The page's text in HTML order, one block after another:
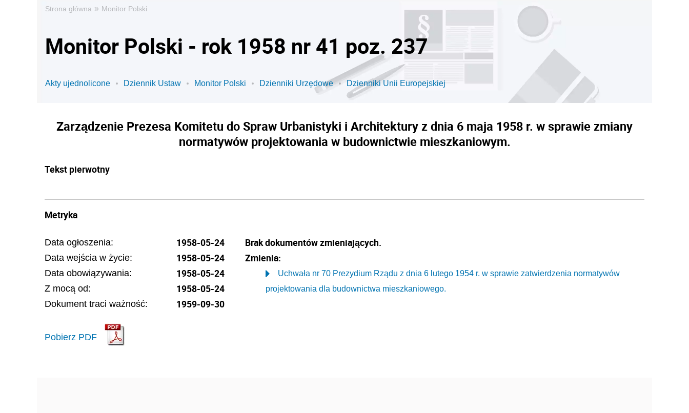
Strona główna » Monitor Polski
Monitor Polski - rok 1958 nr 41 poz. 237
Akty ujednolicone Dziennik Ustaw Monitor Polski Dzienniki Urzędowe Dzienniki Unii Europejskiej
Zarządzenie Prezesa Komitetu do Spraw Urbanistyki i Architektury z dnia 6 maja 1958 r. w sprawie zmiany
normatywów projektowania w budownictwie mieszkaniowym.
Tekst pierwotny
Metryka
Data ogłoszenia: 1958-05-24
Data wejścia w życie: 1958-05-24
Data obowiązywania: 1958-05-24
Z mocą od: 1958-05-24
Dokument traci ważność: 1959-09-30
Pobierz PDF
Brak dokumentów zmieniających.
Zmienia:
Uchwała nr 70 Prezydium Rządu z dnia 6 lutego 1954 r. w sprawie zatwierdzenia normatywów
projektowania dla budownictwa mieszkaniowego.